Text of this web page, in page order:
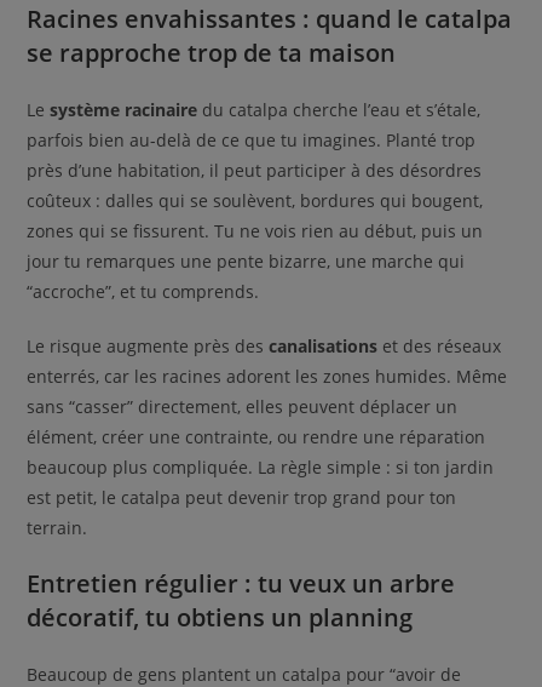
Racines envahissantes : quand le catalpa
se rapproche trop de ta maison
Lesystème racinaire du catalpa cherche l’eau et s’étale,
parfois bien au-delà de ce que tu imagines. Planté trop
près d’une habitation, il peut participer à des désordres
coûteux : dalles qui se soulèvent, bordures qui bougent,
zones qui se fissurent. Tu ne vois rien au début, puis un
jour tu remarques une pente bizarre, une marche qui
“accroche”, et tu comprends.
Le risque augmente près descanalisations et des réseaux
enterrés, car les racines adorent les zones humides. Même
sans “casser” directement, elles peuvent déplacer un
élément, créer une contrainte, ou rendre une réparation
beaucoup plus compliquée. La règle simple : si ton jardin
est petit, le catalpa peut devenir trop grand pour ton
terrain.
Entretien régulier : tu veux un arbre
décoratif, tu obtiens un planning
Beaucoup de gens plantent un catalpa pour “avoir de